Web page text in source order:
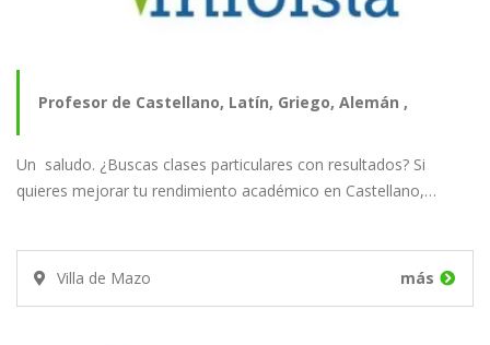
Profesor de Castellano, Latín, Griego, Alemán ,
Literatura,…
Un saludo. ¿Buscas clases particulares con resultados? Si
quieres mejorar tu rendimiento académico en Castellano,…
Villa de Mazo más